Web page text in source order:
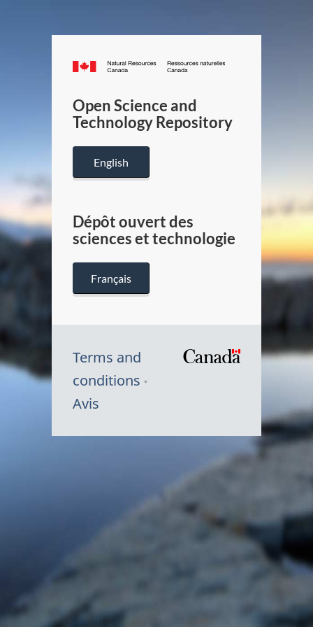
Canada.ca
/
Canada
Open Science and
Technology Repository
English
Dépôt ouvert des
sciences et technologie
Français
Terms and
conditions
Avis
du